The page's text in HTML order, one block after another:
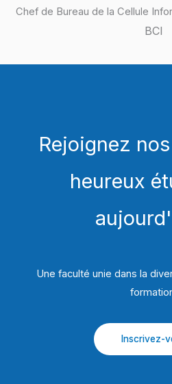
Chef de Bureau de la Cellule
BCI
Rejoignez
heureux
Une faculté unie dans la
Inscrivez-